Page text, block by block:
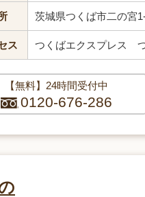
茨城県つくば市二の宮
ス つくばエクスプレス
【無料】24時間受付中
0120-676-286